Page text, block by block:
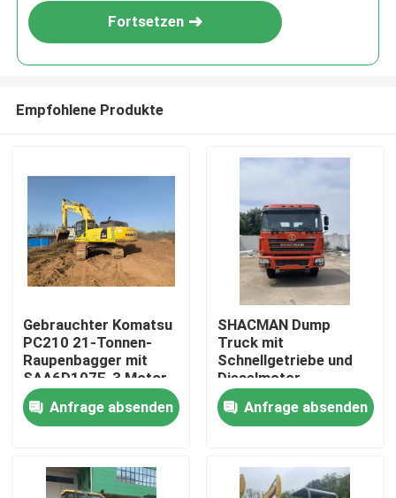
Zu Hause
Produkte
Fortsetzen
Empfohlene Produkte
Gebrauchter Komatsu
PC210 21-Tonnen-
Raupenbagger mit
SAA6D107E-3 Motor
für hocheffizientes
GrabenAnfrage absenden
SHACMAN Dump
Truck mit
Schnellgetriebe und
Dieselmotor,
Ingenieure im Ausland
verfügbar
Anfrage absenden